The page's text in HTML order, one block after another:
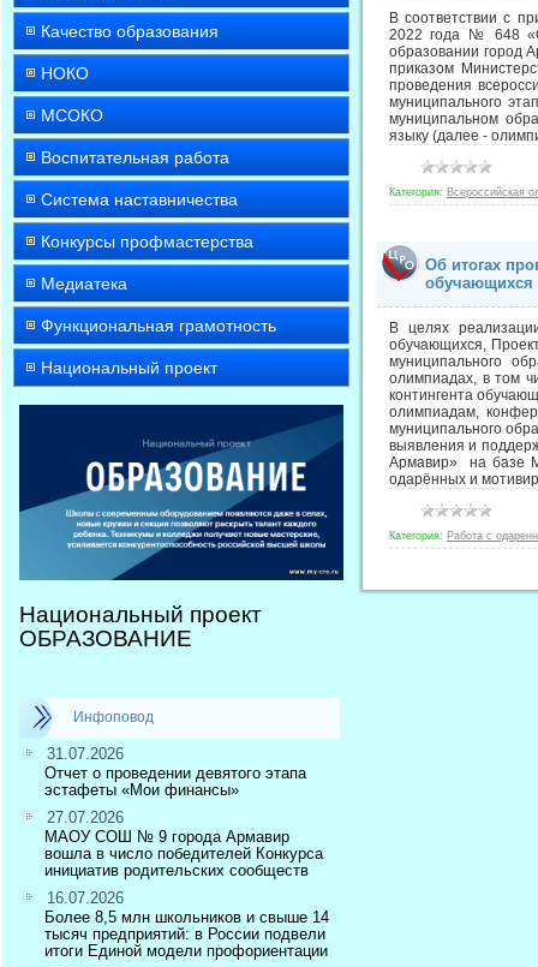
Качество образования
НОКО
МСОКО
Воспитательная работа
Система наставничества
Конкурсы профмастерства
Медиатека
Функциональная грамотность
Национальный проект
Национальный проект
ОБРАЗОВАНИЕ
Инфоповод
31.07.2026
Отчет о проведении девятого этапа
эстафеты «Мои финансы»
27.07.2026
МАОУ СОШ № 9 города Армавир
вошла в число победителей Конкурса
инициатив родительских сообществ
16.07.2026
Более 8,5 млн школьников и свыше 14
тысяч предприятий: в России подвели
итоги Единой модели профориентации
В соответствии с
2022 года № 648
образовании город
приказом
проведения
муниципального
муниципальном
языку (далее -
Категория: Всероссийская
Об итогах
обучающихся
В целях
обучающихся,
муниципального
олимпиадах, в том
контингента
олимпиадам,
муниципального
выявления и
Армавир» на базе
одарённых и
Категория: Работа с